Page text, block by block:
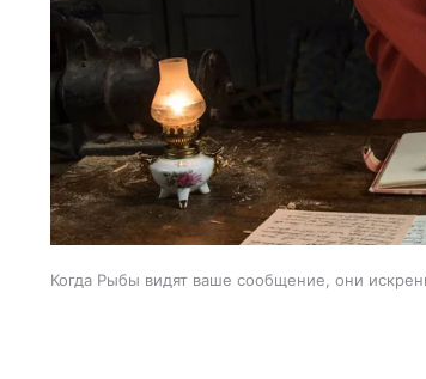
Когда Рыбы видят ваше сообщение, они